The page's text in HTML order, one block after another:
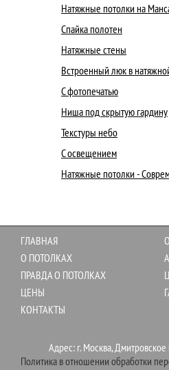
Натяжные потолки на
Спайка полотен
Натяжные стены
Встроенный люк в
С фотопечатью
Ниша под скрытую гардину
Текстуры небо
С освещением
Натяжные потолки -
ГЛАВНАЯ
О ПОТОЛКАХ
ПРАВДА О ПОТОЛКАХ
ЦЕНЫ
КОНТАКТЫ
Адрес: г. Москва,
Политика в отношении обработки